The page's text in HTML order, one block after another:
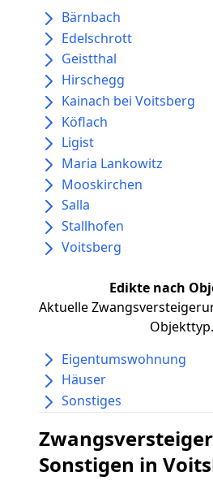
Bärnbach
Edelschrott
Geistthal
Hirschegg
Kainach bei Voitsberg
Köflach
Ligist
Maria Lankowitz
Mooskirchen
Salla
Stallhofen
Voitsberg
Edikte nach
Aktuelle
Objekttyp.
Eigentumswohnung
Häuser
Sonstiges
Sonstigen in